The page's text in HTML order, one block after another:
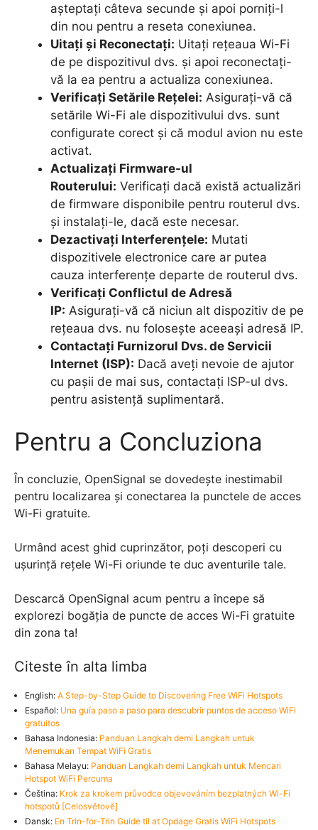
așteptați câteva secunde și apoi porniți-l
din nou pentru a reseta conexiunea.
Uitați și Reconectați: Uitați rețeaua Wi-Fi
de pe dispozitivul dvs. și apoi reconectați-
vă la ea pentru a actualiza conexiunea.
Verificați Setările Rețelei: Asigurați-vă că
setările Wi-Fi ale dispozitivului dvs. sunt
configurate corect și că modul avion nu este
activat.
Actualizați Firmware-ul
Routerului: Verificați dacă există actualizări
de firmware disponibile pentru routerul dvs.
și instalați-le, dacă este necesar.
Dezactivați Interferențele: Mutati
dispozitivele electronice care ar putea
cauza interferențe departe de routerul dvs.
Verificați Conflictul de Adresă
IP: Asigurați-vă că niciun alt dispozitiv de pe
rețeaua dvs. nu folosește aceeași adresă IP.
Contactați Furnizorul Dvs. de Servicii
Internet (ISP): Dacă aveți nevoie de ajutor
cu pașii de mai sus, contactați ISP-ul dvs.
pentru asistență suplimentară.
Pentru a Concluziona
În concluzie, OpenSignal se dovedește inestimabil
pentru localizarea și conectarea la punctele de acces
Wi-Fi gratuite.
Urmând acest ghid cuprinzător, poți descoperi cu
ușurință rețele Wi-Fi oriunde te duc aventurile tale.
Descarcă OpenSignal acum pentru a începe să
explorezi bogăția de puncte de acces Wi-Fi gratuite
din zona ta!
Citeste în alta limba
English: A Step-by-Step Guide to Discovering Free WiFi Hotspots
Español: Una guía paso a paso para descubrir puntos de acceso WiFi
gratuitos
Bahasa Indonesia: Panduan Langkah demi Langkah untuk
Menemukan Tempat WiFi Gratis
Bahasa Melayu: Panduan Langkah demi Langkah untuk Mencari
Hotspot WiFi Percuma
Čeština: Krok za krokem průvodce objevováním bezplatných Wi-Fi
hotspotů [Celosvětově]
Dansk: En Trin-for-Trin Guide til at Opdage Gratis WiFi Hotspots